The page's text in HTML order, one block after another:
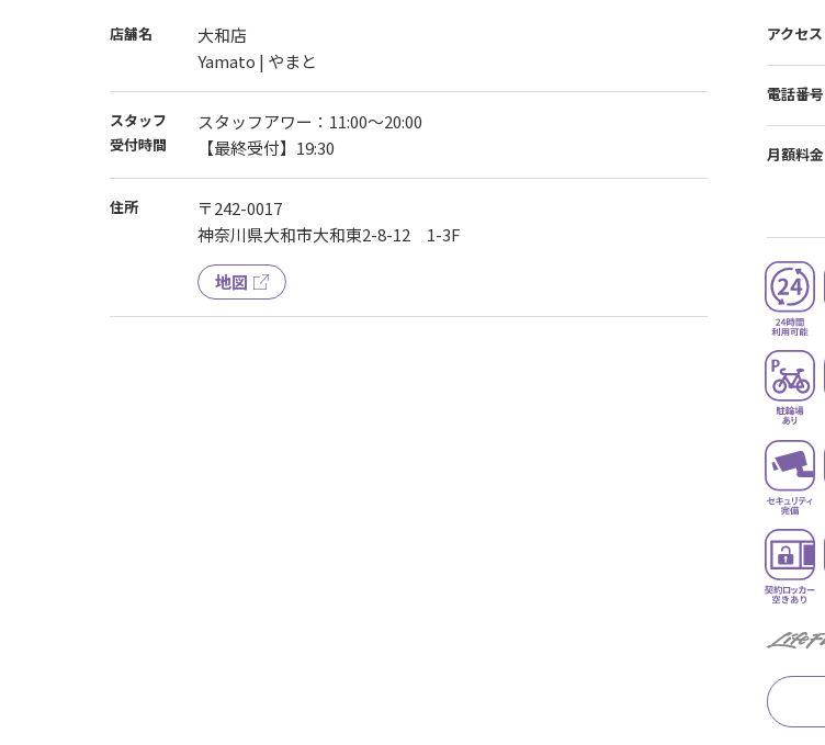
店舗名
大和店
Yamato | やまと
スタッフ
受付時間
スタッフアワー：11:00～20:00
【最終受付】19:30
住所
〒242-0017
神奈川県大和市大和東2-8-12 1-3F
地図
アクセス
電話番号
月額料金